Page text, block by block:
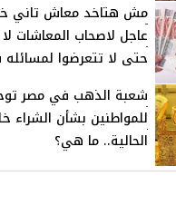
مش هتاخد معاش تاني
عاجل لاصحاب المعاشات
حتى لا تتعرضوا لمسائله
شعبة الذهب في مصر
للمواطنين بشأن الشراء
الحالية.. ما هي؟